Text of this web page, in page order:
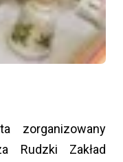
zorganizowany
Rudzki Zakład